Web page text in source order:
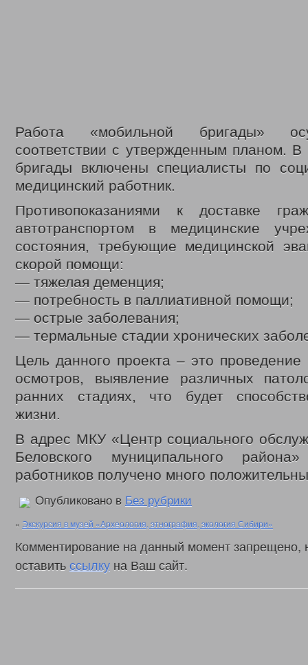
Работа «мобильной бригады»
соответствии с утвержденным планом. В
бригады включены специалисты по
медицинский работник.
Противопоказаниями к доставке
автотранспортом в медицинские
состояния, требующие медицинской
скорой помощи:
— тяжелая деменция;
— потребность в паллиативной помощи;
— острые заболевания;
— термальные стадии хронических
Цель данного проекта – это проведение
осмотров, выявление различных
ранних стадиях, что будет
жизни.
В адрес МКУ «Центр социального
Беловского муниципального
работников получено много
Опубликовано в Без рубрики
« Экскурсия в музей «Археология, этнография, экология Сибири»
Комментирование на данный момент запрещено,
оставитьссылку на Ваш сайт.